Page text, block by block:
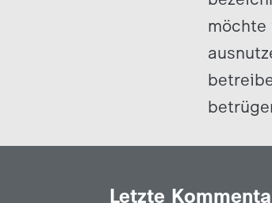
möchte
Letzte